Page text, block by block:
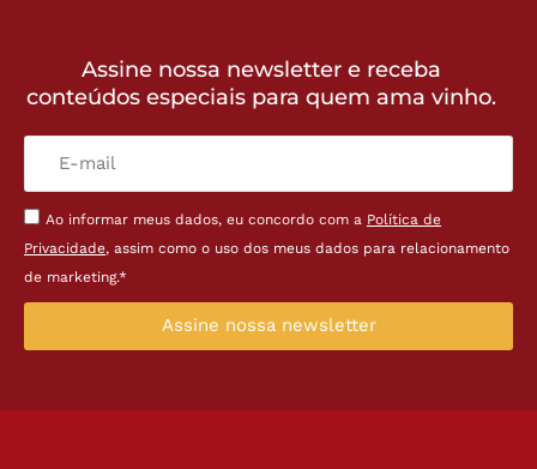
Assine nossa newsletter e receba
conteúdos especiais para quem ama vinho.
Ao informar meus dados, eu concordo com a Política de
Privacidade, assim como o uso dos meus dados para relacionamento
de marketing.*
Assine nossa newsletter